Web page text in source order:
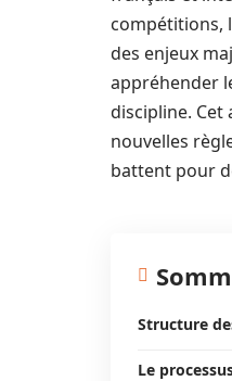
compétitions,
des enjeux
appréhender
discipline. Cet
nouvelles
battent pour
Structure
Le